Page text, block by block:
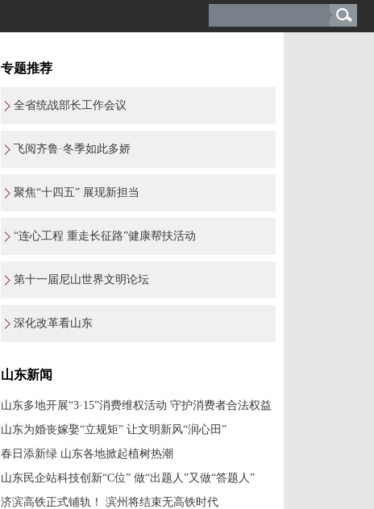
专题推荐
全省统战部长工作会议
飞阅齐鲁·冬季如此多娇
聚焦“十四五” 展现新担当
“连心工程 重走长征路”健康帮扶活动
第十一届尼山世界文明论坛
深化改革看山东
山东新闻
山东多地开展“3·15”消费维权活动 守护消费者合法权益
山东为婚丧嫁娶“立规矩” 让文明新风“润心田”
春日添新绿 山东各地掀起植树热潮
山东民企站科技创新“C位” 做“出题人”又做“答题人”
济滨高铁正式铺轨！ 滨州将结束无高铁时代